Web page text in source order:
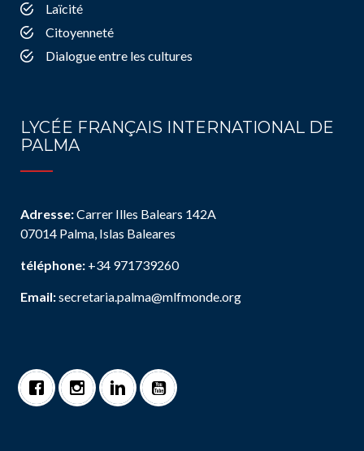
Laïcité
Citoyenneté
Dialogue entre les cultures
LYCÉE FRANÇAIS INTERNATIONAL DE
PALMA
Adresse:Carrer Illes Balears 142A
07014 Palma, Islas Baleares
téléphone: +34 971739260
Email:secretaria.palma@mlfmonde.org